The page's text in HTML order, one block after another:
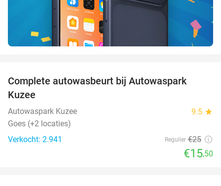
Complete autowasbeurt bij Autowaspark
Kuzee
Autowaspark Kuzee 9.5 star
Goes (+2 locaties)
Verkocht: 2.941
Regulier €25
€15,50